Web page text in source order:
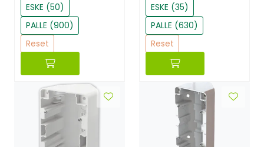
ESKE (50)
PALLE (900)
Reset
ESKE (35)
PALLE (630)
Reset